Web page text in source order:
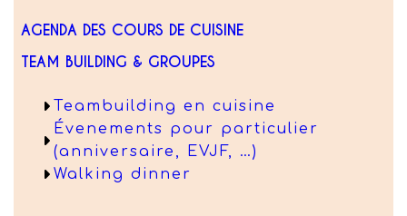
AGENDA DES COURS DE CUISINE
TEAM BUILDING & GROUPES
Teambuilding en cuisine
Évenements pour particulier
(anniversaire, EVJF, …)
Walking dinner